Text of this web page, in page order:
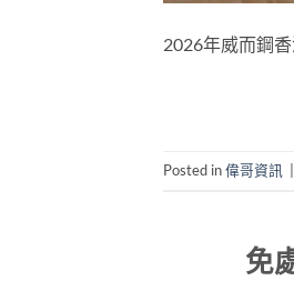
2026年威而鋼
Posted in偉哥資訊
免